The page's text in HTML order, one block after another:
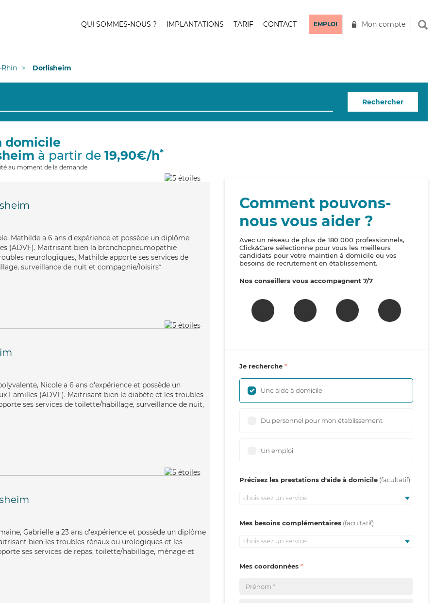
QUI SOMMES-NOUS ? IMPLANTATIONS TARIF CONTACT EMPLOI Mon compte
Rhin Dorlisheim
Rechercher
domicile
à partir de 19,90€/h*
au moment de la demande
Mathilde a 6 ans d'expérience et possède un diplôme
(ADVF). Maitrisant bien la bronchopneumopathie
neurologiques, Mathilde apporte ses services de
surveillance de nuit et compagnie/loisirs*
Nicole a 6 ans d'expérience et possède un
Familles (ADVF). Maitrisant bien le diabète et les troubles
ses services de toilette/habillage, surveillance de nuit,
Gabrielle a 23 ans d'expérience et possède un diplôme
bien les troubles rénaux ou urologiques et les
ses services de repas, toilette/habillage, ménage et
Comment pouvons-
nous vous aider ?
Avec un réseau de plus de 180 000 professionnels,
Click&Care sélectionne pour vous les meilleurs
candidats pour votre maintien à domicile ou vos
besoins de recrutement en établissement.
Nos conseillers vous accompagnent 7/7
Je recherche
Une aide à domicile
Du personnel pour mon établissement
Un emploi
Précisez les prestations d'aide à domicile
choisissez un service
Mes besoins complémentaires
choisissez un service
Mes coordonnées